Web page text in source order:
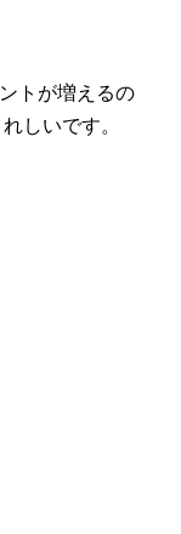
トが増えるの
しいです。